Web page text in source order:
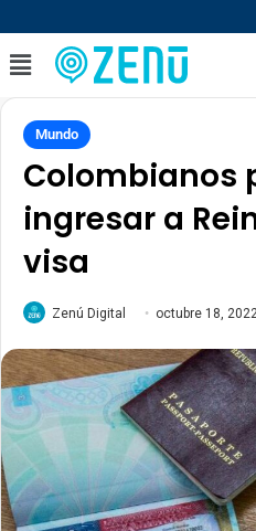
Mundo
Colombianos
ingresar a
visa
Zenú Digital octubre 18,